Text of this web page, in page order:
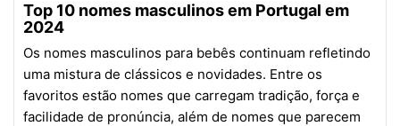
Top 10 nomes masculinos em Portugal em
2024
Os nomes masculinos para bebês continuam refletindo
uma mistura de clássicos e novidades. Entre os
favoritos estão nomes que carregam tradição, força e
facilidade de pronúncia, além de nomes que parecem